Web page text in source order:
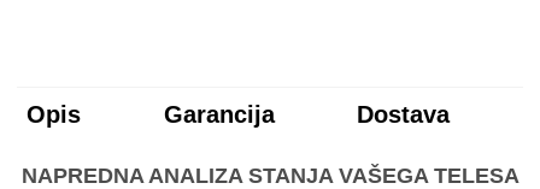
Opis Garancija Dostava
NAPREDNA ANALIZA STANJA VAŠEGA TELESA